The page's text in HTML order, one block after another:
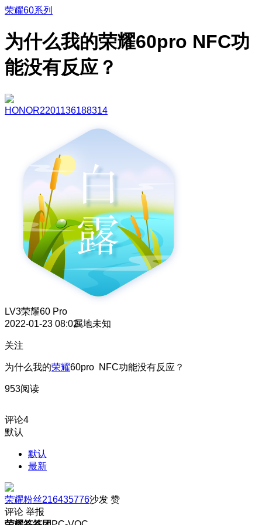
荣耀60系列
为什么我的荣耀60pro NFC功
能没有反应？
HONOR2201136188314
LV3荣耀60 Pro
2022-01-23 08:02属地未知
关注
为什么我的荣耀60pro NFC功能没有反应？
953阅读
评论4
默认
默认
最新
荣耀粉丝216435776沙发 赞
评论 举报